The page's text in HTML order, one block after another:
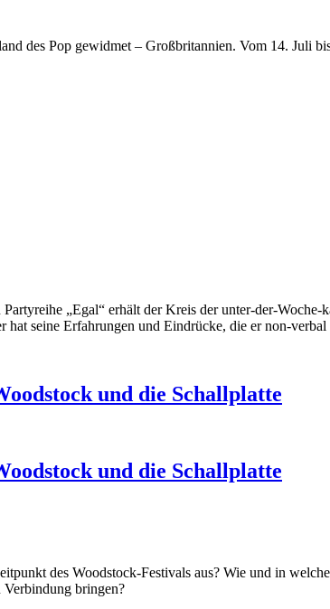
des Pop gewidmet – Großbritannien. Vom 14. Juli
„Egal“ erhält der Kreis der unter-der-Woche-
hat seine Erfahrungen und Eindrücke, die er non-
und die Schallplatte
und die Schallplatte
des Woodstock-Festivals aus? Wie und in
bringen?